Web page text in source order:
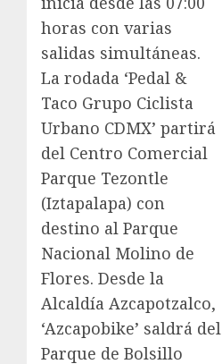
horas con varias
salidas simultáneas.
La rodada ‘Pedal &
Taco Grupo Ciclista
Urbano CDMX’ partirá
del Centro Comercial
Parque Tezontle
(Iztapalapa) con
destino al Parque
Nacional Molino de
Flores. Desde la
Alcaldía Azcapotzalco,
‘Azcapobike’ saldrá del
Parque de Bolsillo